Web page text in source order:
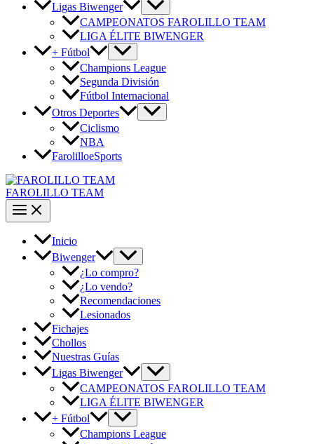
Ligas Biwenger
CAMPEONATOS FAROLILLO TEAM
LIGA ÉLITE BIWENGER
+ Fútbol
Champions League
Segunda División
Fútbol Internacional
Otros Deportes
Ciclismo
NBA
FarolilloeSports
FAROLILLO TEAM
Inicio
Biwenger
¿Lo compro?
¿Lo vendo?
Recomendaciones
Lesionados
Fichajes
Chollos
Nuestras Guías
Ligas Biwenger
CAMPEONATOS FAROLILLO TEAM
LIGA ÉLITE BIWENGER
+ Fútbol
Champions League